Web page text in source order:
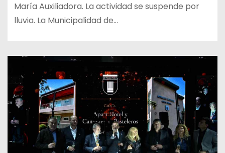
María Auxiliadora. La actividad se suspende por
lluvia. La Municipalidad de…